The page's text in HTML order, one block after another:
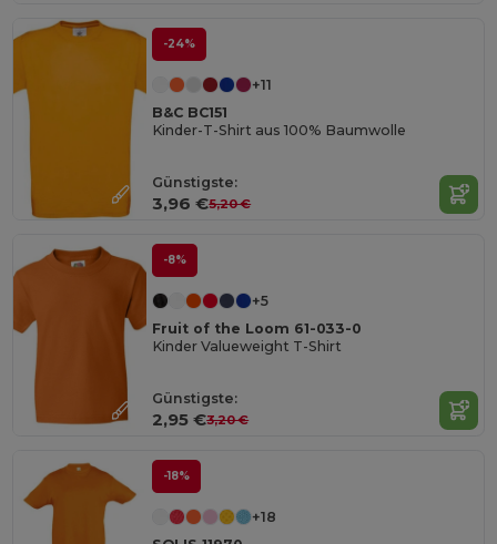
-24%
+11
B&C BC151
Kinder-T-Shirt aus 100% Baumwolle
Günstigste:
3,96 €5,20 €
-8%
+5
Fruit of the Loom 61-033-0
Kinder Valueweight T-Shirt
Günstigste:
2,95 €3,20 €
-18%
+18